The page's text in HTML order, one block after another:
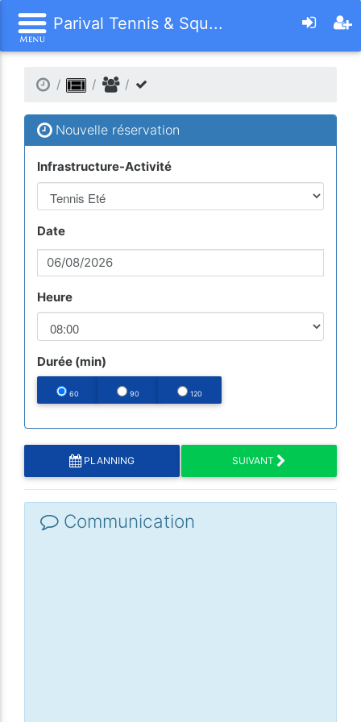
Parival Tennis & Squ...
Nouvelle réservation
Infrastructure-Activité
Date
Heure
Durée (min)
60 90 120
PLANNING SUIVANT
Communication